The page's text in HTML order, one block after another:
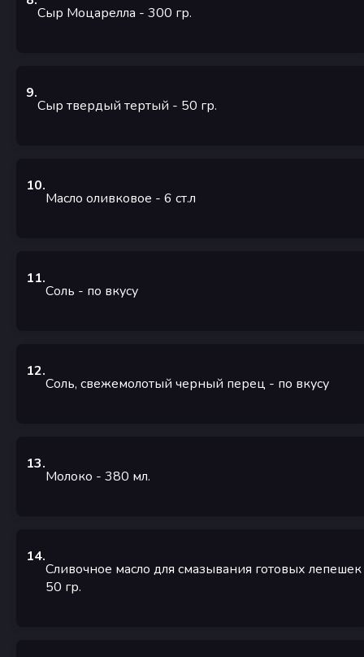
Сыр Моцарелла - 300 гр.
9.
Сыр твердый тертый - 50 гр.
10.
Масло оливковое - 6 ст.л
11.
Соль - по вкусу
12.
Соль, свежемолотый черный перец - по вкусу
13.
Молоко - 380 мл.
14.
Сливочное масло для смазывания готовых лепешек
50 гр.